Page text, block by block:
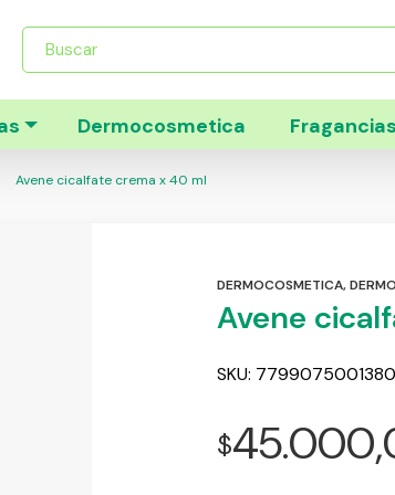
Búsqueda
productos
Dermocosmetica Fragancias
Avene cicalfate crema x 40 ml
DERMOCOSMETICA,
Avene
SKU: 7799075001380
$